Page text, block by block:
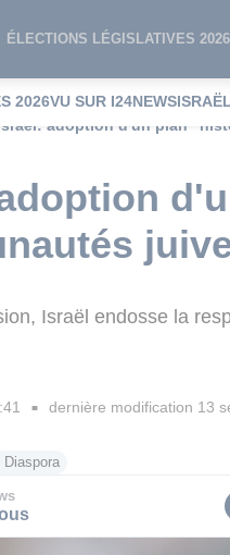
ÉLECTIONS LÉGISLATIVES 2026
2026VU SUR I24NEWS
adoption d'un plan
Israël endosse la
■ dernière modification 13